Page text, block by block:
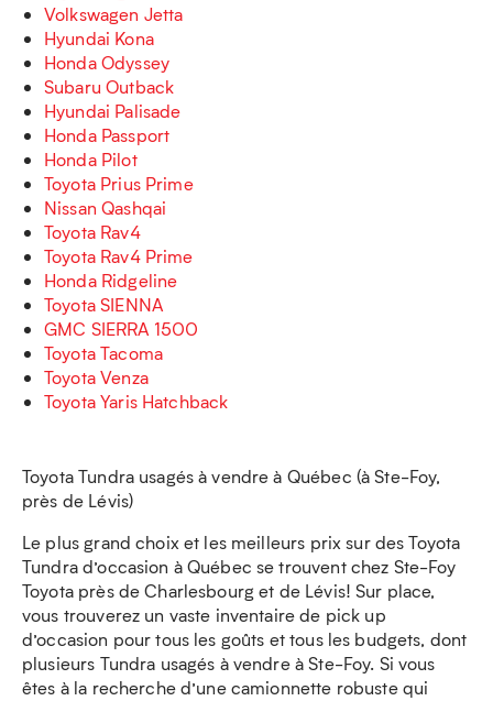
Volkswagen Jetta
Hyundai Kona
Honda Odyssey
Subaru Outback
Hyundai Palisade
Honda Passport
Honda Pilot
Toyota Prius Prime
Nissan Qashqai
Toyota Rav4
Toyota Rav4 Prime
Honda Ridgeline
Toyota SIENNA
GMC SIERRA 1500
Toyota Tacoma
Toyota Venza
Toyota Yaris Hatchback
Toyota Tundra usagés à vendre à Québec (à Ste-Foy,
près de Lévis)
Le plus grand choix et les meilleurs prix sur des Toyota
Tundra d’occasion à Québec se trouvent chez Ste-Foy
Toyota près de Charlesbourg et de Lévis! Sur place,
vous trouverez un vaste inventaire de pick up
d’occasion pour tous les goûts et tous les budgets, dont
plusieurs Tundra usagés à vendre à Ste-Foy. Si vous
êtes à la recherche d’une camionnette robuste qui